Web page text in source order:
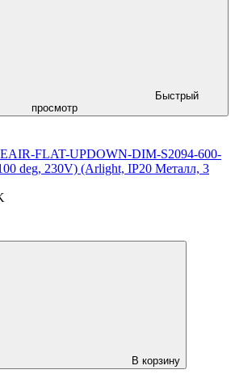
Быстрый
просмотр
FLAT-UPDOWN-DIM-S2094-600-
deg, 230V) (Arlight, IP20 Металл, 3
В корзину